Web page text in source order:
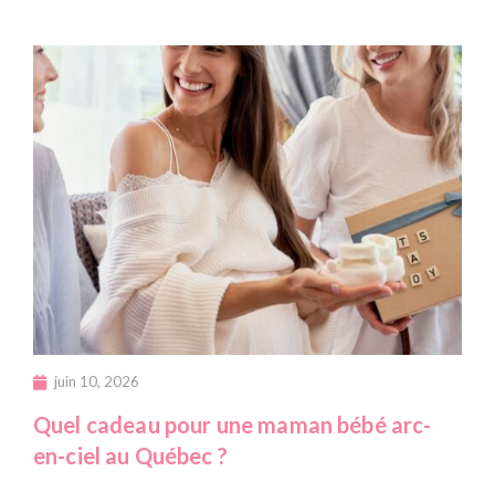
juin 10, 2026
Quel cadeau pour une maman bébé arc-
en-ciel au Québec ?